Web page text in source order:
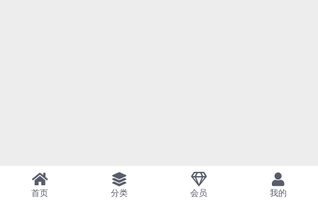
首页 分类 会员 我的